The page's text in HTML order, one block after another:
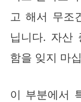
고 해서 무조
닙니다. 자산
함을 잊지 마
이 부분에서